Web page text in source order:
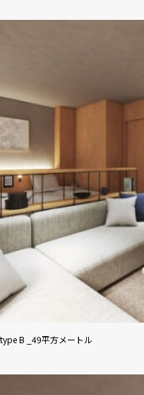
type B _49平方メートル